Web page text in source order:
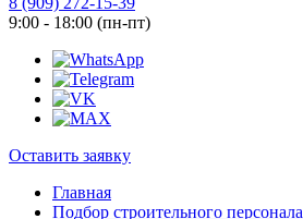
9:00 - 18:00 (пн-пт)
Оставить заявку
Главная
Подбор строительного персонала